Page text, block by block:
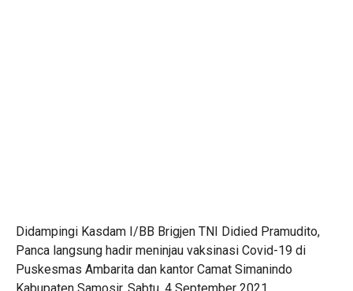
Didampingi Kasdam I/BB Brigjen TNI Didied Pramudito,
Panca langsung hadir meninjau vaksinasi Covid-19 di
Puskesmas Ambarita dan kantor Camat Simanindo